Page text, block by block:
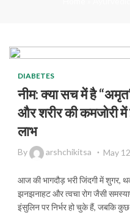
DIABETES
नीम: क्या सच में है
और शरीर की कमजोरी
लाभ
By arshchikitsa May
आज की भागदौड़ भरी जिंदगी में शुगर,
झनझनाहट और त्वचा रोग जैसी
इंसुलिन पर निर्भर हो चुके हैं, जबकि कुछ